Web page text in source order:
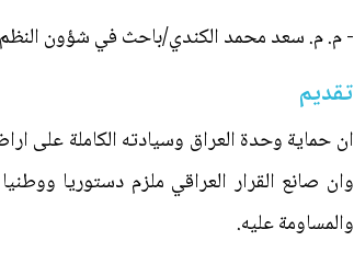
- م. م. سعد محمد الكندي/باحث في شؤون النظم
تقديم
ان حماية وحدة العراق وسيادته الكاملة على
وان صانع القرار العراقي ملزم دستوريا
والمساومة عليه.